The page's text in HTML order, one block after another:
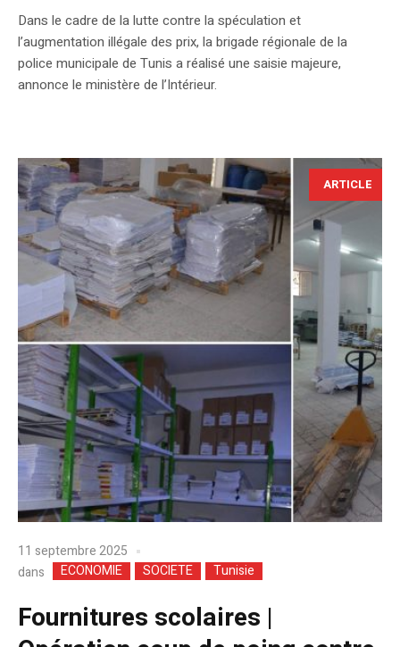
Dans le cadre de la lutte contre la spéculation et
l’augmentation illégale des prix, la brigade régionale de la
police municipale de Tunis a réalisé une saisie majeure,
annonce le ministère de l’Intérieur.
ARTICLE
11 septembre 2025
dans
ECONOMIE SOCIETE Tunisie
Fournitures scolaires |